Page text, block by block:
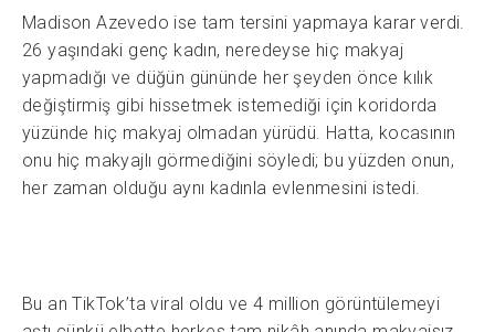
Madison Azevedo ise tam tersini yapmaya karar verdi.
26 yaşındaki genç kadın, neredeyse hiç makyaj
yapmadığı ve düğün gününde her şeyden önce kılık
değiştirmiş gibi hissetmek istemediği için koridorda
yüzünde hiç makyaj olmadan yürüdü. Hatta, kocasının
onu hiç makyajlı görmediğini söyledi; bu yüzden onun,
her zaman olduğu aynı kadınla evlenmesini istedi.
Bu an TikTok’ta viral oldu ve 4 million görüntülemeyi